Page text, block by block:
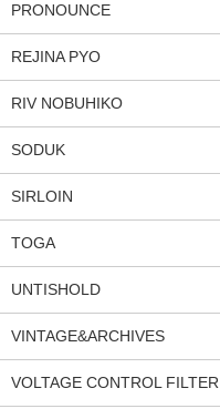
PRONOUNCE
REJINA PYO
RIV NOBUHIKO
SODUK
SIRLOIN
TOGA
UNTISHOLD
VINTAGE&ARCHIVES
VOLTAGE CONTROL FILTER